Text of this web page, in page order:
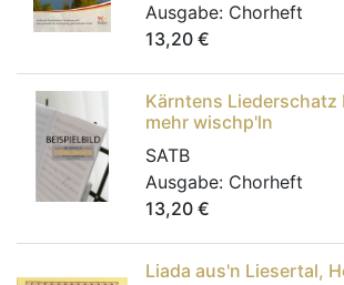
Ausgabe: Chorheft
13,20 €
Kärntens Liederschatz
mehr wischp'ln
SATB
Ausgabe: Chorheft
13,20 €
Liada aus'n Liesertal,